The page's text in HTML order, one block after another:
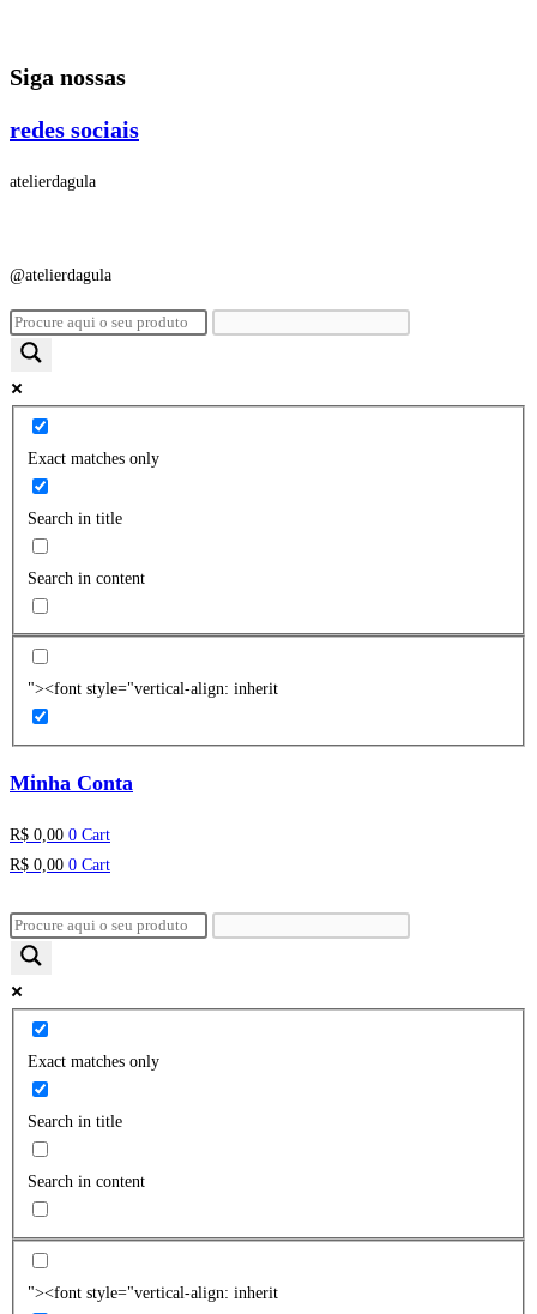
o
Siga nossas
redes sociais
atelierdagula
@atelierdagula
Exact matches only
Search in title
Search in content
"><font style="vertical-align: inherit
Minha Conta
R$ 0,00 0 Cart
R$ 0,00 0 Cart
Exact matches only
Search in title
Search in content
"><font style="vertical-align: inherit